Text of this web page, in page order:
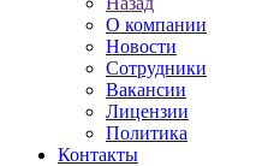
О компании
Новости
Сотрудники
Вакансии
Лицензии
Политика
Контакты